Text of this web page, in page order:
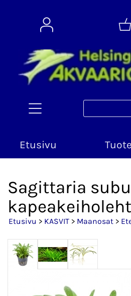
Etusivu
Sagittaria
Etusivu > KASVIT > Maanosat >